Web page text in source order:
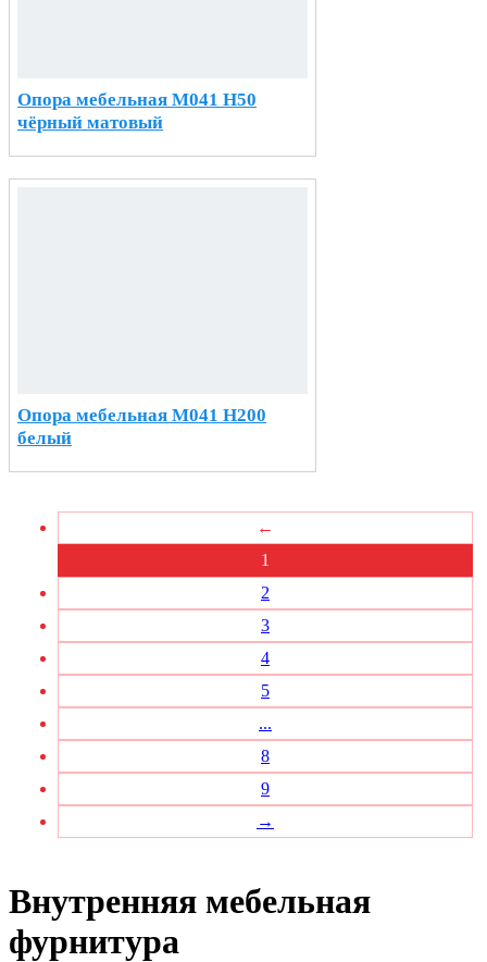
Опора мебельная М041 H50
чёрный матовый
Опора мебельная М041 H200
белый
←
1
2
3
4
5
...
8
9
→
Внутренняя мебельная
фурнитура